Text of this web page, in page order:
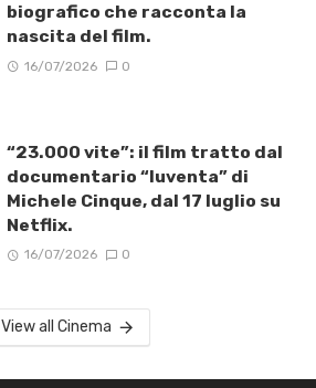
biografico che racconta la
nascita del film.
16/07/2026 0
“23.000 vite”: il film tratto dal
documentario “Iuventa” di
Michele Cinque, dal 17 luglio su
Netflix.
16/07/2026 0
View all Cinema